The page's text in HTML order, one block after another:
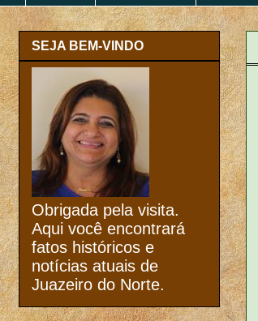
SEJA BEM-VINDO
Obrigada pela visita.
Aqui você encontrará
fatos históricos e
notícias atuais de
Juazeiro do Norte.